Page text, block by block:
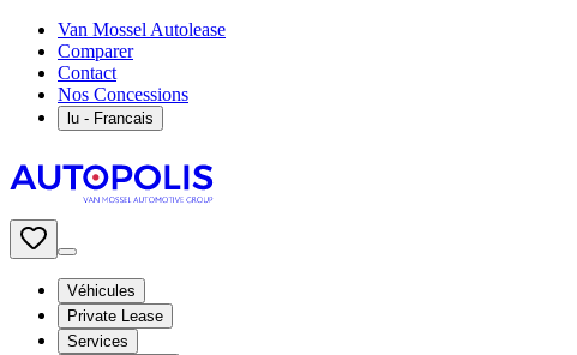
Van Mossel Autolease
Comparer
Contact
Nos Concessions
lu - Francais
Véhicules
Private Lease
Services